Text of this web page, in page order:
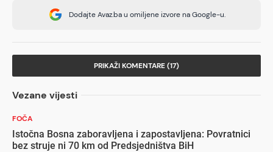
Dodajte Avaz.ba u omiljene izvore na Google-u.
PRIKAŽI KOMENTARE (17)
Vezane vijesti
FOČA
Istočna Bosna zaboravljena i zapostavljena: Povratnici
bez struje ni 70 km od Predsjedništva BiH